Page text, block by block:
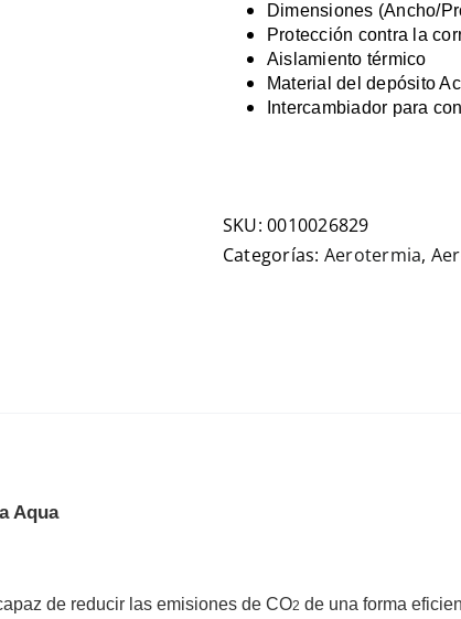
Dimensiones (Ancho/
Protección contra la
Aislamiento térmico
Material del depósito
Intercambiador para
SKU:0010026829
Categorías: Aerotermia,
Aqua
de reducir las emisiones de CO2 de una forma